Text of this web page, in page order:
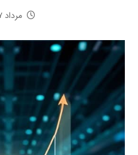
مرداد ۲۷, ۱۴۰۴